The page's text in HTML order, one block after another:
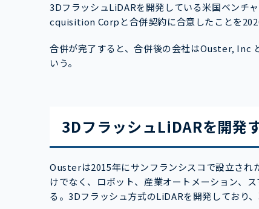
3DフラッシュLiDARを開発している米国ベンチ
cquisition Corpと合併契約に合意したことを
合併が完了すると、合併後の会社はOuster, Inc
いう。
3DフラッシュLiDARを開発
Ousterは2015年にサンフランシスコで設立され
けでなく、ロボット、産業オートメーション、
る。3Dフラッシュ方式のLiDARを開発しており